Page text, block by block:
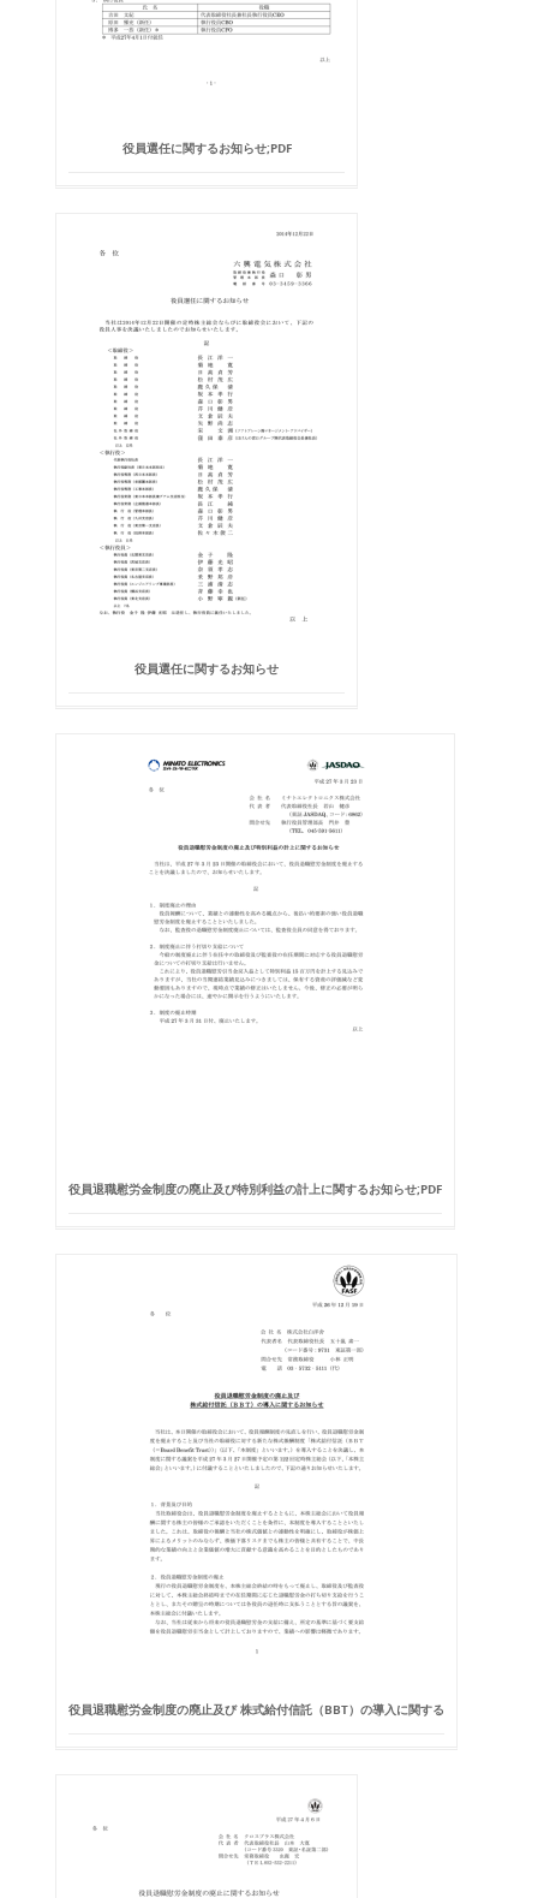
役員選任に関するお知らせ;PDF
役員選任に関するお知らせ
役員退職慰労金制度の廃止及び特別利益の計上に関するお知らせ;PDF
役員退職慰労金制度の廃止及び 株式給付信託（BBT）の導入に関する